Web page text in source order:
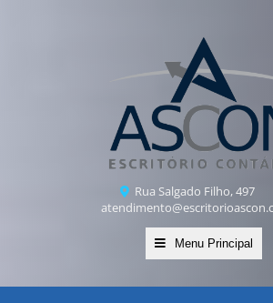
Rua Salgado Filho, 497
Menu Principal